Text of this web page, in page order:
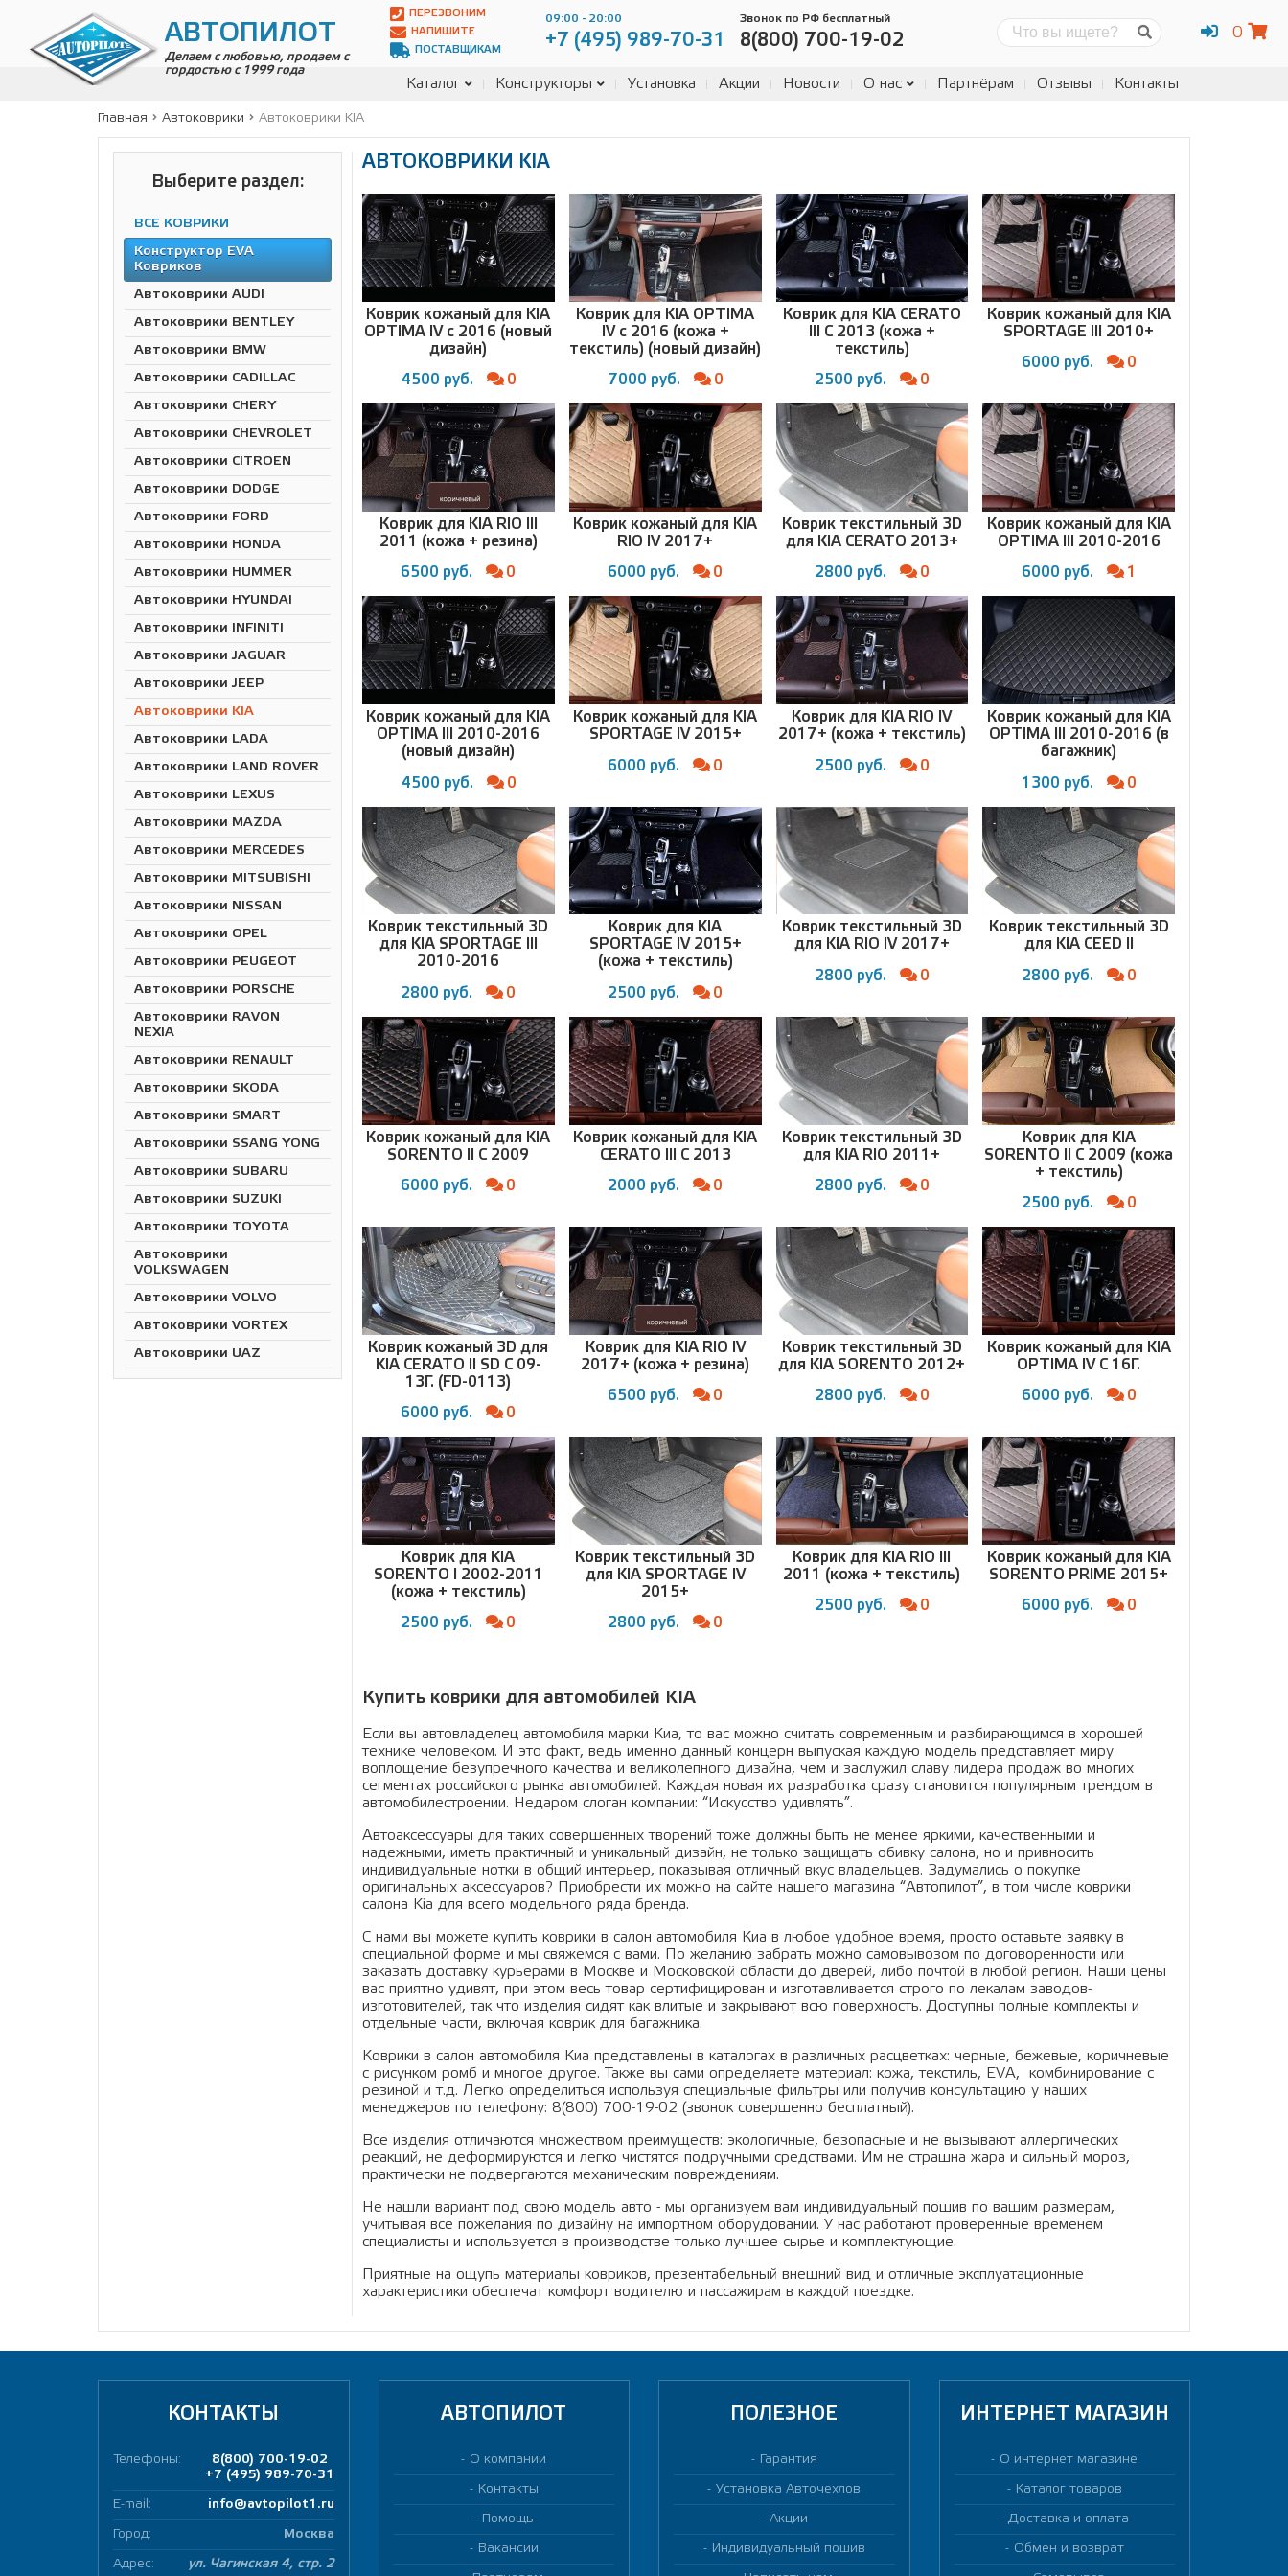
АВТОПИЛОТ
Делаем с любовью, продаем с
гордостью с 1999 года
ПЕРЕЗВОНИМ
НАПИШИТЕ
ПОСТАВЩИКАМ
09:00 - 20:00
+7 (495) 989-70-31
Звонок по РФ бесплатный
8(800) 700-19-02 0
Каталог Конструкторы Установка Акции Новости О нас Партнёрам Отзывы Контакты
Главная Автоковрики Автоковрики KIA
Выберите раздел:
ВСЕ КОВРИКИ
Конструктор EVA
Ковриков
Автоковрики AUDI
Автоковрики BENTLEY
Автоковрики BMW
Автоковрики CADILLAC
Автоковрики CHERY
Автоковрики CHEVROLET
Автоковрики CITROEN
Автоковрики DODGE
Автоковрики FORD
Автоковрики HONDA
Автоковрики HUMMER
Автоковрики HYUNDAI
Автоковрики INFINITI
Автоковрики JAGUAR
Автоковрики JEEP
Автоковрики KIA
Автоковрики LADA
Автоковрики LAND ROVER
Автоковрики LEXUS
Автоковрики MAZDA
Автоковрики MERCEDES
Автоковрики MITSUBISHI
Автоковрики NISSAN
Автоковрики OPEL
Автоковрики PEUGEOT
Автоковрики PORSCHE
Автоковрики RAVON
NEXIA
Автоковрики RENAULT
Автоковрики SKODA
Автоковрики SMART
Автоковрики SSANG YONG
Автоковрики SUBARU
Автоковрики SUZUKI
Автоковрики TOYOTA
Автоковрики
VOLKSWAGEN
Автоковрики VOLVO
Автоковрики VORTEX
Автоковрики UAZ
АВТОКОВРИКИ KIA
Коврик кожаный для KIA
OPTIMA IV с 2016 (новый
дизайн)
4500 руб. 0
Коврик для KIA OPTIMA
IV с 2016 (кожа +
текстиль) (новый дизайн)
7000 руб. 0
Коврик для KIA CERATO
III С 2013 (кожа +
текстиль)
2500 руб. 0
Коврик кожаный для KIA
SPORTAGE III 2010+
6000 руб. 0
Коврик для KIA RIO III
2011 (кожа + резина)
6500 руб. 0
Коврик кожаный для KIA
RIO IV 2017+
6000 руб. 0
Коврик текстильный 3D
для KIA CERATO 2013+
2800 руб. 0
Коврик кожаный для KIA
OPTIMA III 2010-2016
6000 руб. 1
Коврик кожаный для KIA
OPTIMA III 2010-2016
(новый дизайн)
4500 руб. 0
Коврик кожаный для KIA
SPORTAGE IV 2015+
6000 руб. 0
Коврик для KIA RIO IV
2017+ (кожа + текстиль)
2500 руб. 0
Коврик кожаный для KIA
OPTIMA III 2010-2016 (в
багажник)
1300 руб. 0
Коврик текстильный 3D
для KIA SPORTAGE III
2010-2016
2800 руб. 0
Коврик для KIA
SPORTAGE IV 2015+
(кожа + текстиль)
2500 руб. 0
Коврик текстильный 3D
для KIA RIO IV 2017+
2800 руб. 0
Коврик текстильный 3D
для KIA CEED II
2800 руб. 0
Коврик кожаный для KIA
SORENTO II С 2009
6000 руб. 0
Коврик кожаный для KIA
CERATO III С 2013
2000 руб. 0
Коврик текстильный 3D
для KIA RIO 2011+
2800 руб. 0
Коврик для KIA
SORENTO II С 2009 (кожа
+ текстиль)
2500 руб. 0
Коврик кожаный 3D для
KIA CERATO II SD C 09-
13Г. (FD-0113)
6000 руб. 0
Коврик для KIA RIO IV
2017+ (кожа + резина)
6500 руб. 0
Коврик текстильный 3D
для KIA SORENTO 2012+
2800 руб. 0
Коврик кожаный для KIA
OPTIMA IV С 16Г.
6000 руб. 0
Коврик для KIA
SORENTO I 2002-2011
(кожа + текстиль)
2500 руб. 0
Коврик текстильный 3D
для KIA SPORTAGE IV
2015+
2800 руб. 0
Коврик для KIA RIO III
2011 (кожа + текстиль)
2500 руб. 0
Коврик кожаный для KIA
SORENTO PRIME 2015+
6000 руб. 0
Купить коврики для автомобилей KIA
Если вы автовладелец автомобиля марки Киа, то вас можно считать современным и разбирающимся в хорошей
технике человеком. И это факт, ведь именно данный концерн выпуская каждую модель представляет миру
воплощение безупречного качества и великолепного дизайна, чем и заслужил славу лидера продаж во многих
сегментах российского рынка автомобилей. Каждая новая их разработка сразу становится популярным трендом в
автомобилестроении. Недаром слоган компании: “Искусство удивлять”.
Автоаксессуары для таких совершенных творений тоже должны быть не менее яркими, качественными и
надежными, иметь практичный и уникальный дизайн, не только защищать обивку салона, но и привносить
индивидуальные нотки в общий интерьер, показывая отличный вкус владельцев. Задумались о покупке
оригинальных аксессуаров? Приобрести их можно на сайте нашего магазина “Автопилот”, в том числе коврики
салона Kia для всего модельного ряда бренда.
С нами вы можете купить коврики в салон автомобиля Киа в любое удобное время, просто оставьте заявку в
специальной форме и мы свяжемся с вами. По желанию забрать можно самовывозом по договоренности или
заказать доставку курьерами в Москве и Московской области до дверей, либо почтой в любой регион. Наши цены
вас приятно удивят, при этом весь товар сертифицирован и изготавливается строго по лекалам заводов-
изготовителей, так что изделия сидят как влитые и закрывают всю поверхность. Доступны полные комплекты и
отдельные части, включая коврик для багажника.
Коврики в салон автомобиля Киа представлены в каталогах в различных расцветках: черные, бежевые, коричневые
с рисунком ромб и многое другое. Также вы сами определяете материал: кожа, текстиль, EVA, комбинирование с
резиной и т.д. Легко определиться используя специальные фильтры или получив консультацию у наших
менеджеров по телефону: 8(800) 700-19-02 (звонок совершенно бесплатный).
Все изделия отличаются множеством преимуществ: экологичные, безопасные и не вызывают аллергических
реакций, не деформируются и легко чистятся подручными средствами. Им не страшна жара и сильный мороз,
практически не подвергаются механическим повреждениям.
Не нашли вариант под свою модель авто - мы организуем вам индивидуальный пошив по вашим размерам,
учитывая все пожелания по дизайну на импортном оборудовании. У нас работают проверенные временем
специалисты и используется в производстве только лучшее сырье и комплектующие.
Приятные на ощупь материалы ковриков, презентабельный внешний вид и отличные эксплуатационные
характеристики обеспечат комфорт водителю и пассажирам в каждой поездке.
КОНТАКТЫ
Телефоны:
8(800) 700-19-02
+7 (495) 989-70-31
E-mail: info@avtopilot1.ru
Город: Москва
Адрес: ул. Чагинская 4, стр. 2
АВТОПИЛОТ
О компании
Контакты
Помощь
Вакансии
ПОЛЕЗНОЕ
Гарантия
Установка Авточехлов
Акции
Индивидуальный пошив
ИНТЕРНЕТ МАГАЗИН
О интернет магазине
Каталог товаров
Доставка и оплата
Обмен и возврат
Адрес:
Чагинская